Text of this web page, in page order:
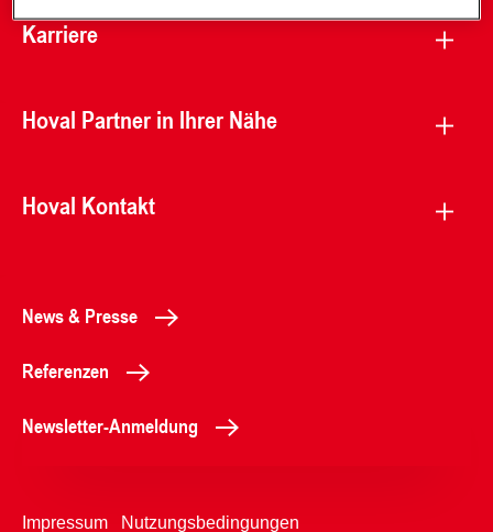
Karriere
Hoval Partner in Ihrer Nähe
Hoval Kontakt
News & Presse
Referenzen
Newsletter-Anmeldung
Impressum Nutzungsbedingungen